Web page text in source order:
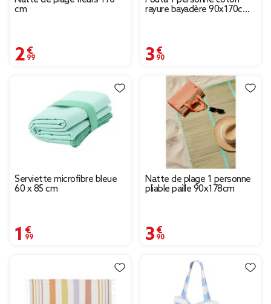
cm
2,99 €
rayure bayadère 90x170cm
3,90 €
Serviette microfibre bleue
60 x 85 cm
1,99 €
Natte de plage 1 personne
pliable paille 90x178cm
3,90 €